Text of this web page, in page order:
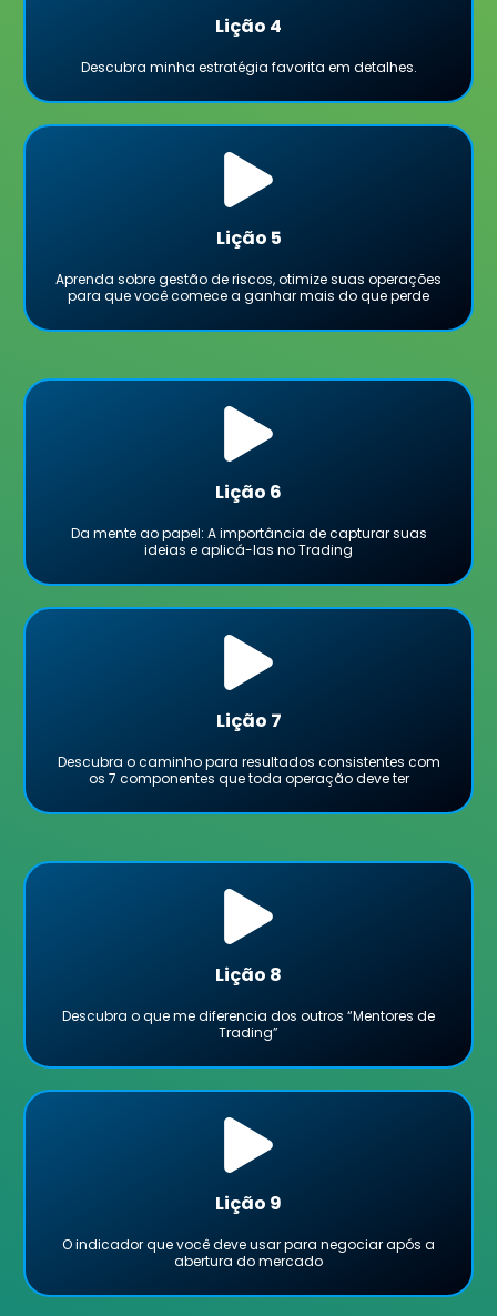
Lição 4
Descubra minha estratégia favorita em detalhes.
Lição 5
Aprenda sobre gestão de riscos, otimize suas operações
para que você comece a ganhar mais do que perde
Lição 6
Da mente ao papel: A importância de capturar suas
ideias e aplicá-las no Trading
Lição 7
Descubra o caminho para resultados consistentes com
os 7 componentes que toda operação deve ter
Lição 8
Descubra o que me diferencia dos outros “Mentores de
Trading”
Lição 9
O indicador que você deve usar para negociar após a
abertura do mercado